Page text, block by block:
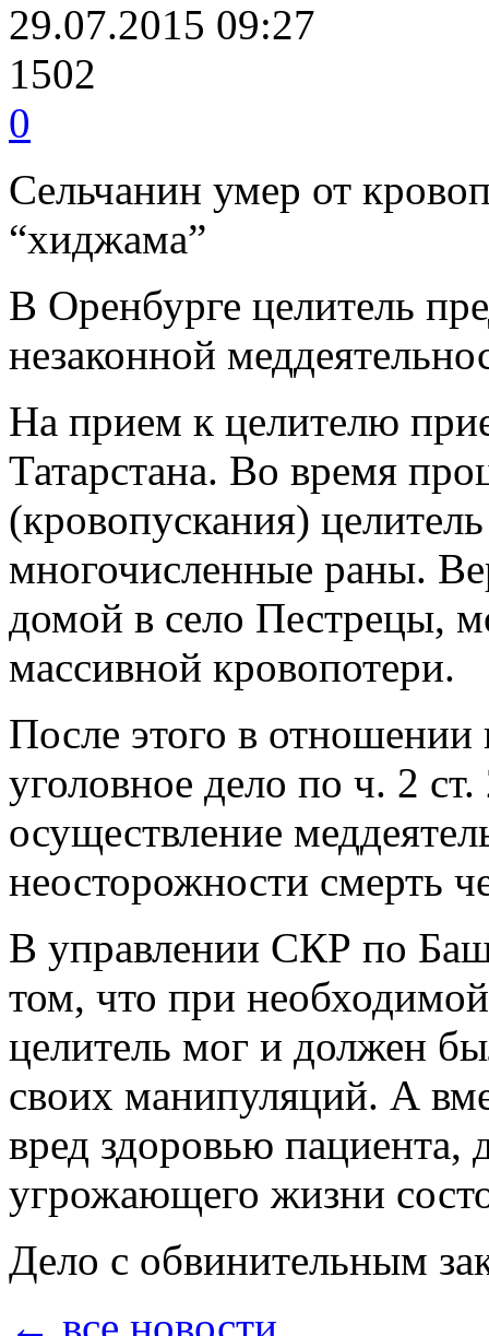
29.07.2015 09:27
1502
0
Сельчанин умер от
“хиджама”
В Оренбурге целитель
незаконной
На прием к целителю
Татарстана. Во время
(кровопускания)
многочисленные раны.
домой в село Пестрецы,
массивной кровопотери.
После этого в
уголовное дело по ч. 2
осуществление
неосторожности смерть
В управлении СКР по
том, что при
целитель мог и должен
своих манипуляций. А
вред здоровью пациента,
угрожающего жизни
Дело с обвинительным